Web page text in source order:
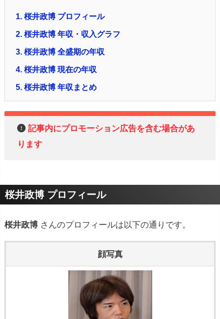
1. 桜井政博 プロフィール
2. 桜井政博 年収・収入グラフ
3. 桜井政博 全盛期の年収
4. 桜井政博 現在の年収
5. 桜井政博 年収まとめ
記事内にプロモーション広告を含む場合があ
ります
桜井政博 プロフィール
桜井政博 さんのプロフィールは以下の通りです。
顔写真